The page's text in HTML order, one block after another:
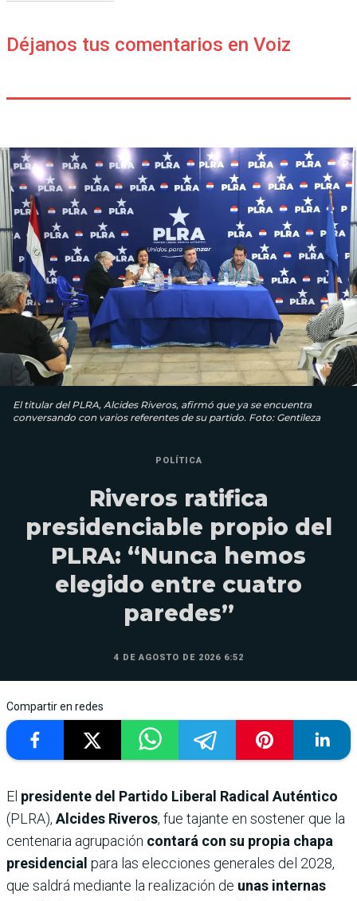
Déjanos tus comentarios en Voiz
El titular del PLRA, Alcides Riveros, afirmó que ya se encuentra
conversando con varios referentes de su partido. Foto: Gentileza
POLÍTICA
Riveros ratifica
presidenciable propio del
PLRA: “Nunca hemos
elegido entre cuatro
paredes”
4 DE AGOSTO DE 2026 6:52
Compartir en redes
El presidente del Partido Liberal Radical Auténtico
(PLRA), Alcides Riveros, fue tajante en sostener que la
centenaria agrupación contará con su propia chapa
presidencial para las elecciones generales del 2028,
que saldrá mediante la realización de unas internas